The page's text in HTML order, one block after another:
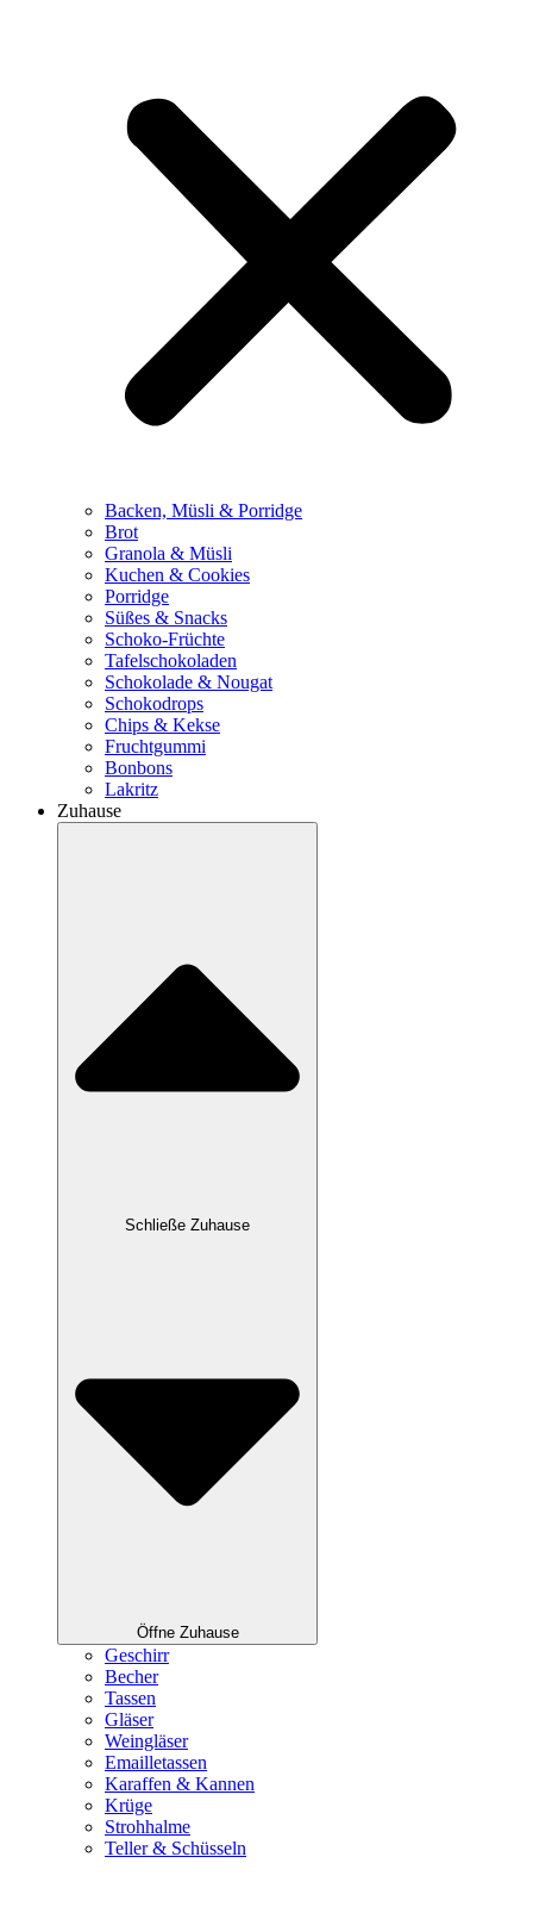
Backen, Müsli & Porridge
Brot
Granola & Müsli
Kuchen & Cookies
Porridge
Süßes & Snacks
Schoko-Früchte
Tafelschokoladen
Schokolade & Nougat
Schokodrops
Chips & Kekse
Fruchtgummi
Bonbons
Lakritz
Zuhause
Schließe Zuhause
Öffne Zuhause
Geschirr
Becher
Tassen
Gläser
Weingläser
Emailletassen
Karaffen & Kannen
Krüge
Strohhalme
Teller & Schüsseln